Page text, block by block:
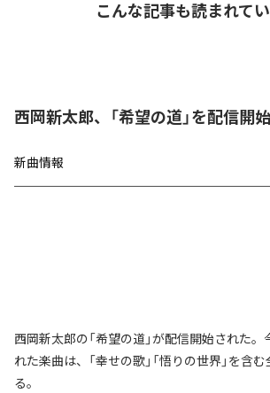
こんな記事も読まれて
西岡新太郎、「希望の道」を配信開始
新曲情報
西岡新太郎の「希望の道」が配信開始された
れた楽曲は、「幸せの歌」「悟りの世界」を含
る。